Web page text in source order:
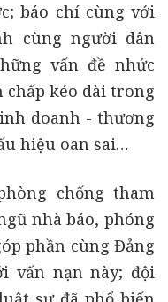
báo chí cùng với
cùng người dân
vấn đề nhức
kéo dài trong
doanh - thương
hiệu oan sai…
chống tham
nhà báo, phóng
phần cùng Đảng
vấn nạn này; đội